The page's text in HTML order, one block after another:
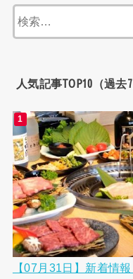
人気記事TOP10（過去7
【07月31日】新着情